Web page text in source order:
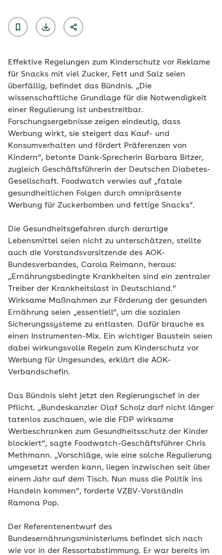
Effektive Regelungen zum Kinderschutz vor Reklame
für Snacks mit viel Zucker, Fett und Salz seien
überfällig, befindet das Bündnis. „Die
wissenschaftliche Grundlage für die Notwendigkeit
einer Regulierung ist unbestreitbar.
Forschungsergebnisse zeigen eindeutig, dass
Werbung wirkt, sie steigert das Kauf- und
Konsumverhalten und fördert Präferenzen von
Kindern“, betonte Dank-Sprecherin Barbara Bitzer,
zugleich Geschäftsführerin der Deutschen Diabetes-
Gesellschaft. Foodwatch verwies auf „fatale
gesundheitlichen Folgen durch omnipräsente
Werbung für Zuckerbomben und fettige Snacks“.
Die Gesundheitsgefahren durch derartige
Lebensmittel seien nicht zu unterschätzen, stellte
auch die Vorstandsvorsitzende des AOK-
Bundesverbandes, Carola Reimann, heraus:
„Ernährungsbedingte Krankheiten sind ein zentraler
Treiber der Krankheitslast in Deutschland.“
Wirksame Maßnahmen zur Förderung der gesunden
Ernährung seien „essentiell“, um die sozialen
Sicherungssysteme zu entlasten. Dafür brauche es
einen Instrumenten-Mix. Ein wichtiger Baustein seien
dabei wirkungsvolle Regeln zum Kinderschutz vor
Werbung für Ungesundes, erklärt die AOK-
Verbandschefin.
Das Bündnis sieht jetzt den Regierungschef in der
Pflicht. „Bundeskanzler Olaf Scholz darf nicht länger
tatenlos zuschauen, wie die FDP wirksame
Werbeschranken zum Gesundheitsschutz der Kinder
blockiert“, sagte Foodwatch-Geschäftsführer Chris
Methmann. „Vorschläge, wie eine solche Regulierung
umgesetzt werden kann, liegen inzwischen seit über
einem Jahr auf dem Tisch. Nun muss die Politik ins
Handeln kommen“, forderte VZBV-Vorständin
Ramona Pop.
Der Referentenentwurf des
Bundesernährungsministeriums befindet sich nach
wie vor in der Ressortabstimmung. Er war bereits im